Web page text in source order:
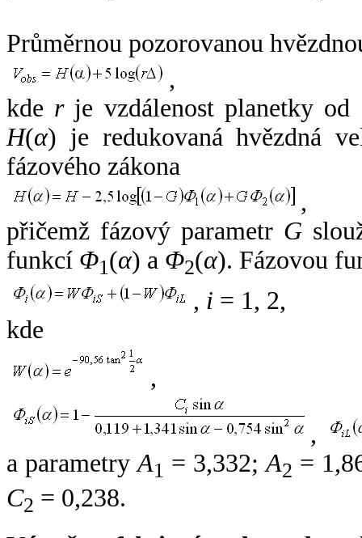
Průměrnou pozorovanou
,
kde rje vzdálenost planetky od
H(α) je redukovaná hvězdná
fázového zákona
,
přičemž fázový parametr G
funkcí Φ1(α) a Φ2(α). Fázovou
, i = 1, 2,
kde
,
,
a parametryA1 = 3,332;A2 =
C2 = 0,238.